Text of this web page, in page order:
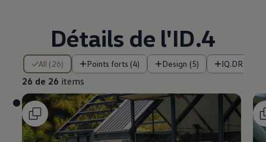
Détails de l'ID.4
All (26) Points forts (4) Design (5) IQ.DRIVE
26 de 26 items
26 de 26 items